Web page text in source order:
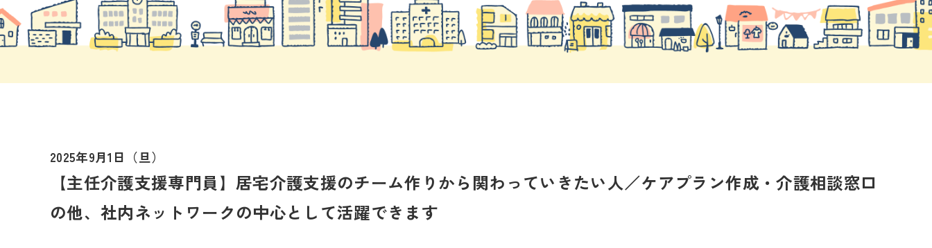
2025年9月1日（旦）
【主任介護支援専門員】居宅介護支援のチーム作りから関わっていきたい人／ケアプラン作成・介護相談窓口
の他、社内ネットワークの中心として活躍できます